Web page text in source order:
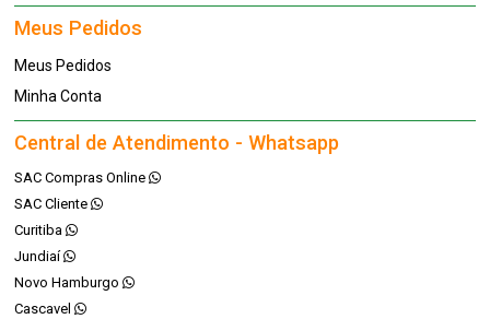
Meus Pedidos
Meus Pedidos
Minha Conta
Central de Atendimento - Whatsapp
SAC Compras Online
SAC Cliente
Curitiba
Jundiaí
Novo Hamburgo
Cascavel